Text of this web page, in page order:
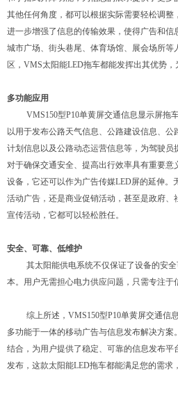
其他任何角度，都可以根据实际需要轻松调
进一步增强了信息的传输效果，使得广告和
城市广场、街头巷尾、体育场馆、展会场所等
区， VMS太阳能LED拖车都能发挥出其优势，
多功能应用
VMS150型P10单黄屏交通信息显示屏拖
以用于发布公路天气信息、公路建设信息、
计划信息以及公路动态运营信息等，为驾驶员
对于确保交通安全、提高出行效率具有重要
设备， 它还可以作为广告传媒LED屏的延伸。
活动广告，还是商业促销活动，甚至是政府
宣传活动，它都可以轻松胜任。
安全、可靠、低维护
其太阳能供电系统不仅保证了设备的安
本。用户无需担心电力供应问题，只需专注于
综上所述， VMS150型P10单黄屏交通信
多功能于一体的移动广告与信息发布解决方案
结合，为用户提供了稳定、可靠的信息发布平
发布， 这款太阳能LED拖车都能满足您的需求